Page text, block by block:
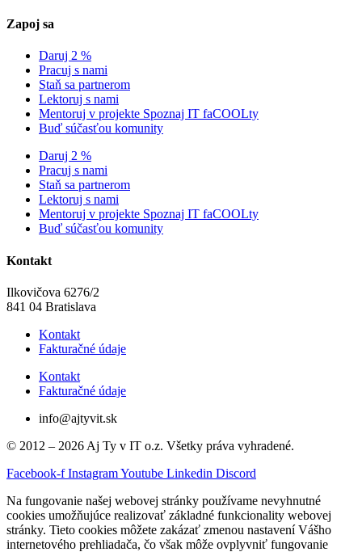
Zapoj sa
Daruj 2 %
Pracuj s nami
Staň sa partnerom
Lektoruj s nami
Mentoruj v projekte Spoznaj IT faCOOLty
Buď súčasťou komunity
Daruj 2 %
Pracuj s nami
Staň sa partnerom
Lektoruj s nami
Mentoruj v projekte Spoznaj IT faCOOLty
Buď súčasťou komunity
Kontakt
Ilkovičova 6276/2
841 04 Bratislava
Kontakt
Fakturačné údaje
Kontakt
Fakturačné údaje
info@ajtyvit.sk
© 2012 – 2026 Aj Ty v IT o.z. Všetky práva vyhradené.
Facebook-f InstagramYoutube Linkedin Discord
Na fungovanie našej webovej stránky používame nevyhnutné
cookies umožňujúce realizovať základné funkcionality webovej
stránky. Tieto cookies môžete zakázať zmenou nastavení Vášho
internetového prehliadača, čo však môže ovplyvniť fungovanie